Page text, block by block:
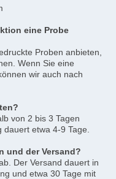
eine Probe
Proben anbieten,
Wenn Sie eine
wir auch nach
von 2 bis 3 Tagen
etwa 4-9 Tage.
und der Versand?
Der Versand dauert in
und etwa 30 Tage mit